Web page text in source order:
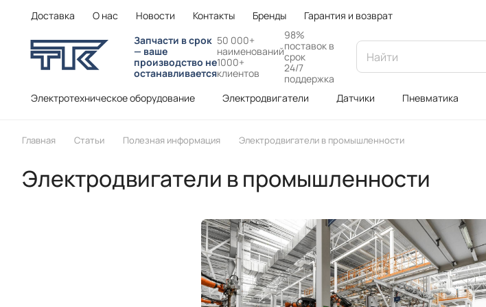
Доставка О нас Новости Контакты Бренды Гарантия и возврат
Запчасти в срок
— ваше
производство не
останавливается
50 000+
наименований
1000+
клиентов
98%
поставок в
срок
24/7
поддержка
Электротехническое оборудование Электродвигатели Датчики Пневматика
Главная Статьи Полезная информация Электродвигатели в промышленности
Электродвигатели в промышленности